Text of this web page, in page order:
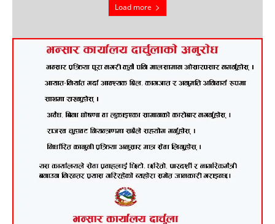
Load more